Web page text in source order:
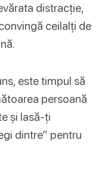
distracție,
ceilalți de
este timpul să
persoană
și lasă-ți
dintre” pentru